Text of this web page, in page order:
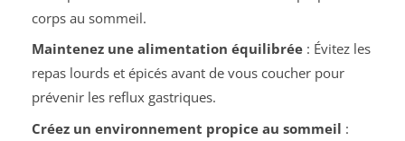
corps au sommeil.
Maintenez une alimentation équilibrée: Évitez les
repas lourds et épicés avant de vous coucher pour
prévenir les reflux gastriques.
Créez un environnement propice au sommeil :